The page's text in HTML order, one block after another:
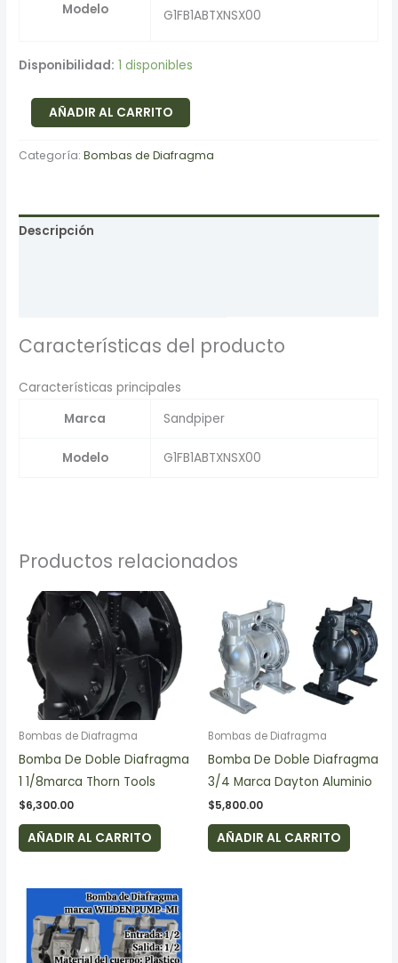
Modelo G1FB1ABTXNSX00
Disponibilidad: 1 disponibles
AÑADIR AL CARRITO
Categoría:Bombas de Diafragma
Descripción
Características del producto
Características principales
Marca
Sandpiper
Modelo G1FB1ABTXNSX00
Productos relacionados
Bombas de Diafragma
Bomba De Doble Diafragma
1 1/8marca Thorn Tools
$6,300.00
AÑADIR AL CARRITO
Bombas de Diafragma
Bomba De Doble Diafragma
3/4 Marca Dayton Aluminio
$5,800.00
AÑADIR AL CARRITO